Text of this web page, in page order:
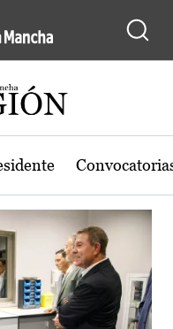
de Castilla-